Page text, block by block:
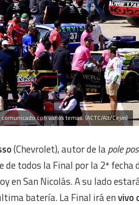
con varios temas. (ACTC/Alt/Cejas)
(Chevrolet), autor de lapole
de todos la Final por la 2ª fecha
en San Nicolás. A su lado
batería. La Final irá envivo